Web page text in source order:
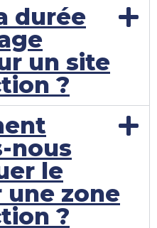
durée
un site
?
nous
le
une zone
?